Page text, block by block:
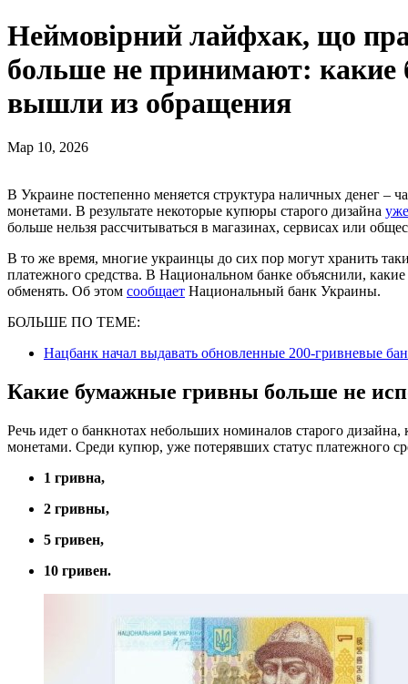
Неймовірний лайфхак, що
больше не принимают:
вышли из обращения
Мар 10, 2026
В Украине постепенно меняется структура наличных денег – часть бумажных банкнот заменяют металлическими
монетами. В результате некоторые купюры старого дизайна
больше нельзя рассчитываться в магазинах, сервисах или
В то же время, многие украинцы до сих пор могут хранить
платежного средства. В Национальном банке объяснили,
обменять. Об этом сообщает Национальный банк Украины.
БОЛЬШЕ ПО ТЕМЕ:
Нацбанк начал выдавать обновленные 200-гривневые
Какие бумажные гривны больше не
Речь идет о банкнотах небольших номиналов старого
монетами. Среди купюр, уже потерявших статус платежного
1 гривна,
2 гривны,
5 гривен,
10 гривен.